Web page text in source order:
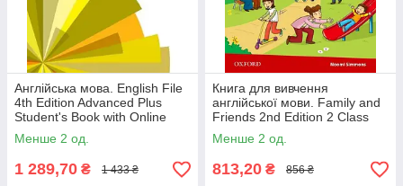
Англійська мова. English File
4th Edition Advanced Plus
Student's Book with Online
Practice
Менше 2 од.
1 289,70 ₴ 1 433 ₴
Книга для вивчення
англійської мови. Family and
Friends 2nd Edition 2 Class
Book
Менше 2 од.
813,20 ₴ 856 ₴